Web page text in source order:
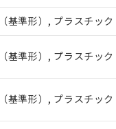
準形）, プラスチッ
準形）, プラスチ
準形）, プラスチ